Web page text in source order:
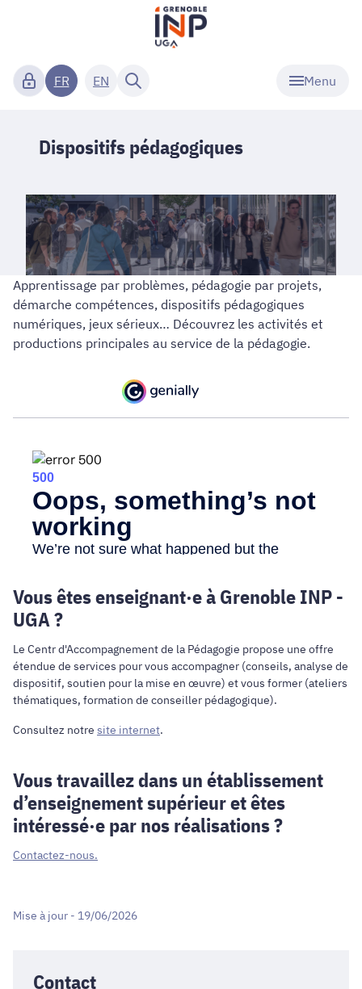
Menu
FR EN
Dispositifs pédagogiques
Apprentissage par problèmes, pédagogie par projets,
démarche compétences, dispositifs pédagogiques
numériques, jeux sérieux… Découvrez les activités et
productions principales au service de la pédagogie.
Vous êtes enseignant·e à Grenoble INP -
UGA ?
Le Centr d'Accompagnement de la Pédagogie propose une offre
étendue de services pour vous accompagner (conseils, analyse de
dispositif, soutien pour la mise en œuvre) et vous former (ateliers
thématiques, formation de conseiller pédagogique).
Consultez notre site internet.
Vous travaillez dans un établissement
d’enseignement supérieur et êtes
intéressé·e par nos réalisations ?
Contactez-nous.
Mise à jour - 19/06/2026
Contact